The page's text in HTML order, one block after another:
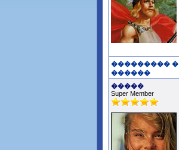
��������� �
������
�����
Super Member